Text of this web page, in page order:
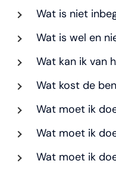
Wat is niet
Wat is wel en
Wat kan ik van
Wat kost de
Wat moet ik
Wat moet ik
Wat moet ik